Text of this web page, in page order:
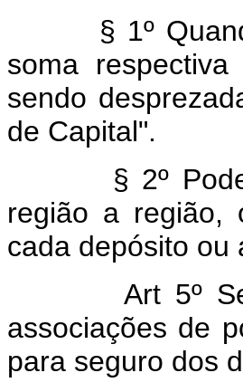
§ 1º
soma
sendo
de Capital".
§ 2º
região a região,
cada depósito ou
Art 5º
associações de
para seguro dos